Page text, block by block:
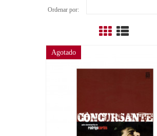
Ordenar por:
Agotado